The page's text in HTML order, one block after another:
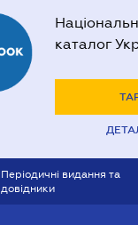
каталог
Періодичні видання та
довідники